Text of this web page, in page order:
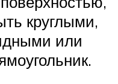
круглыми,
или